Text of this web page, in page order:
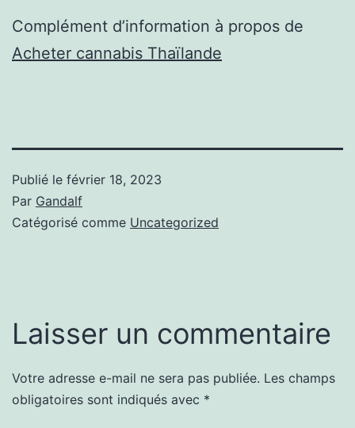
Complément d’information à propos de
Acheter cannabis Thaïlande
Publié le février 18, 2023
Par Gandalf
Catégorisé comme Uncategorized
Laisser un commentaire
Votre adresse e-mail ne sera pas publiée. Les champs
obligatoires sont indiqués avec *